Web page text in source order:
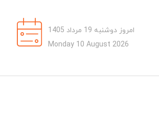
امروز دوشنبه 19 مرداد 1405
Monday 10 August 2026